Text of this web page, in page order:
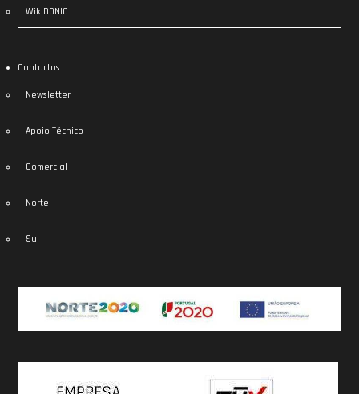
WikIDONIC
Contactos
Newsletter
Apoio Técnico
Comercial
Norte
Sul